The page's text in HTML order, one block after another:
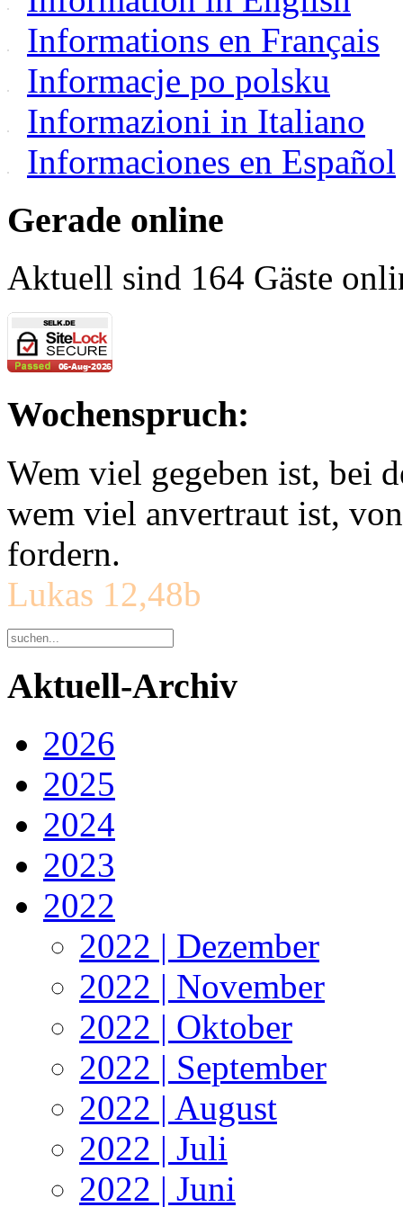
Informations en Français
Informacje po polsku
Informazioni in Italiano
Informaciones en Español
Gerade online
Aktuell sind 164 Gäste
Wochenspruch:
Wem viel gegeben ist, bei
wem viel anvertraut ist,
fordern.
Lukas 12,48b
Aktuell-Archiv
2026
2025
2024
2023
2022
2022 | Dezember
2022 | November
2022 | Oktober
2022 | September
2022 | August
2022 | Juli
2022 | Juni